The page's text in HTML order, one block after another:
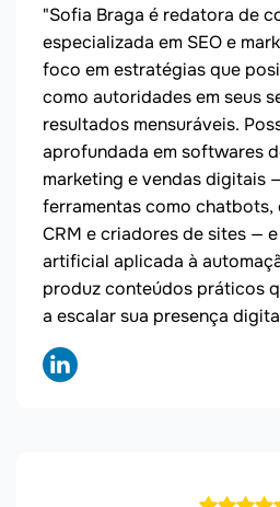
"Sofia Braga é redatora de
especializada em SEO e
foco em estratégias que
como autoridades em seus
resultados mensuráveis.
aprofundada em softwares
marketing e vendas digitais
ferramentas como chatbots,
CRM e criadores de sites —
artificial aplicada à
produz conteúdos práticos
a escalar sua presença